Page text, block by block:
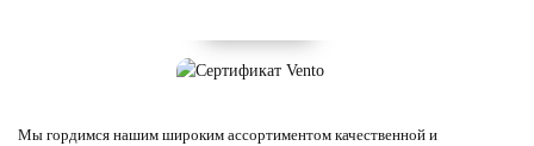
Мы гордимся нашим широким ассортиментом качественной и